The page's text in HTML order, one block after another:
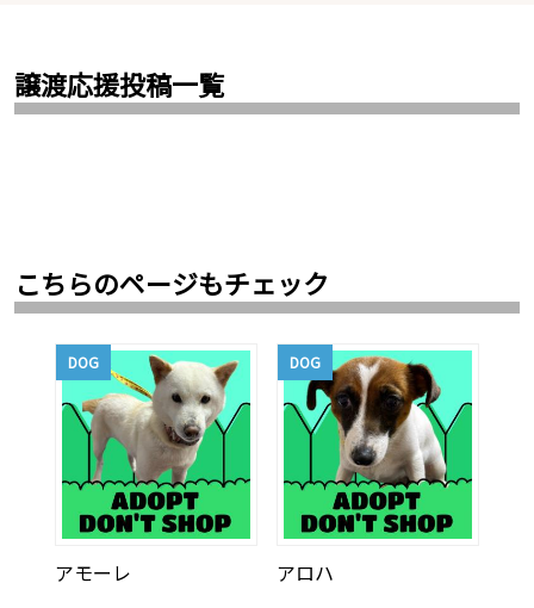
譲渡応援投稿一覧
こちらのページもチェック
DOG
アモーレ
DOG
アロハ